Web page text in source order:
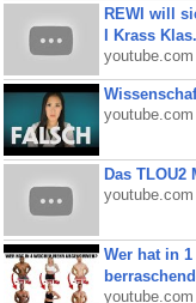
REWI will
I Krass
youtube.com
youtube.com
Das
youtube.com
Wer hat in
youtube.com